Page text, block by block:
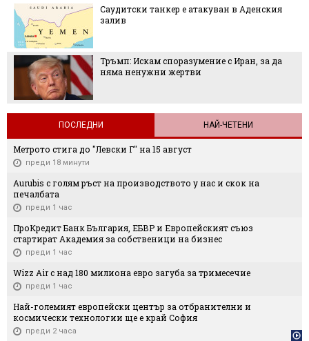
Саудитски танкер е атакуван в Аденския
залив
Тръмп: Искам споразумение с Иран, за да
няма ненужни жертви
ПОСЛЕДНИ НАЙ-ЧЕТЕНИ
Метрото стига до "Левски Г" на 15 август
преди 18 минути
Aurubis с голям ръст на производството у нас и скок на
печалбата
преди 1 час
ПроКредит Банк България, ЕБВР и Европейският съюз
стартират Академия за собственици на бизнес
преди 1 час
Wizz Air с над 180 милиона евро загуба за тримесечие
преди 1 час
Най-големият европейски център за отбранителни и
космически технологии ще е край София
преди 2 часа